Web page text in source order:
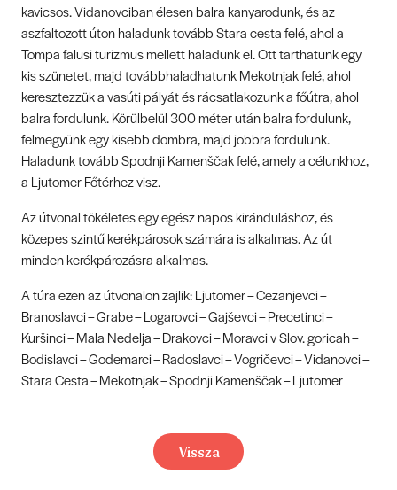
kavicsos. Vidanovciban élesen balra kanyarodunk, és az
aszfaltozott úton haladunk tovább Stara cesta felé, ahol a
Tompa falusi turizmus mellett haladunk el. Ott tarthatunk egy
kis szünetet, majd továbbhaladhatunk Mekotnjak felé, ahol
keresztezzük a vasúti pályát és rácsatlakozunk a főútra, ahol
balra fordulunk. Körülbelül 300 méter után balra fordulunk,
felmegyünk egy kisebb dombra, majd jobbra fordulunk.
Haladunk tovább Spodnji Kamenščak felé, amely a célunkhoz,
a Ljutomer Főtérhez visz.
Az útvonal tökéletes egy egész napos kiránduláshoz, és
közepes szintű kerékpárosok számára is alkalmas. Az út
minden kerékpározásra alkalmas.
A túra ezen az útvonalon zajlik: Ljutomer – Cezanjevci –
Branoslavci – Grabe – Logarovci – Gajševci – Precetinci –
Kuršinci – Mala Nedelja – Drakovci – Moravci v Slov. goricah –
Bodislavci – Godemarci – Radoslavci – Vogričevci – Vidanovci –
Stara Cesta – Mekotnjak – Spodnji Kamenščak – Ljutomer
Vissza